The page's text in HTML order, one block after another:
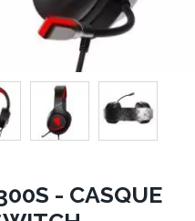
- CASQUE